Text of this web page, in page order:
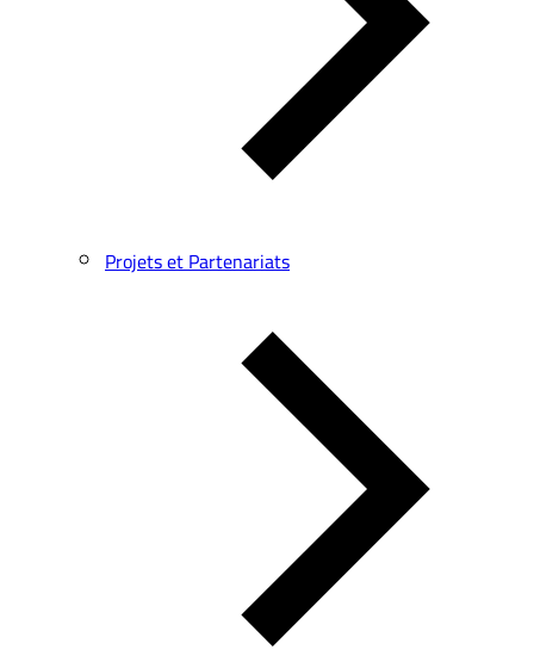
Projets et Partenariats